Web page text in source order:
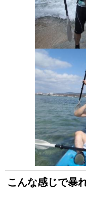
こんな感じで暴